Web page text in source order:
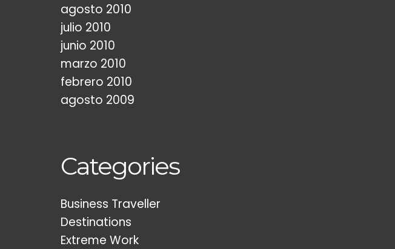
agosto 2010
julio 2010
junio 2010
marzo 2010
febrero 2010
agosto 2009
Categories
Business Traveller
Destinations
Extreme Work